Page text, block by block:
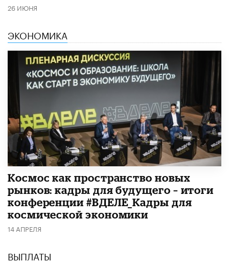
26 ИЮНЯ
ЭКОНОМИКА
Космос как пространство новых
рынков: кадры для будущего – итоги
конференции #ВДЕЛЕ_Кадры для
космической экономики
14 АПРЕЛЯ
ВЫПЛАТЫ